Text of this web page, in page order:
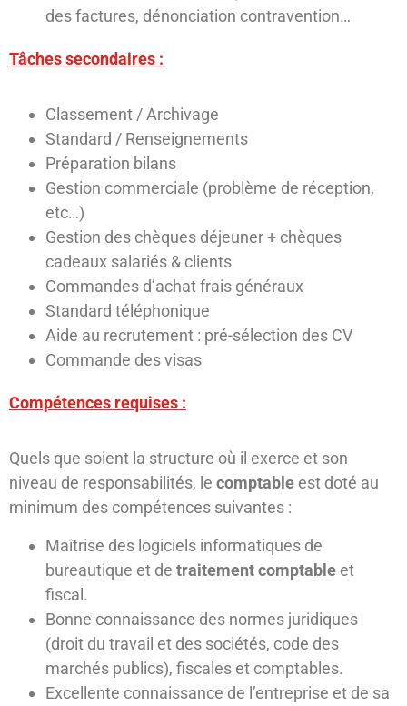
des factures, dénonciation contravention…
Tâches secondaires :
Classement / Archivage
Standard / Renseignements
Préparation bilans
Gestion commerciale (problème de réception,
etc…)
Gestion des chèques déjeuner + chèques
cadeaux salariés & clients
Commandes d’achat frais généraux
Standard téléphonique
Aide au recrutement : pré-sélection des CV
Commande des visas
Compétences requises :
Quels que soient la structure où il exerce et son
niveau de responsabilités, le comptable est doté au
minimum des compétences suivantes :
Maîtrise des logiciels informatiques de
bureautique et de traitement comptable et
fiscal.
Bonne connaissance des normes juridiques
(droit du travail et des sociétés, code des
marchés publics), fiscales et comptables.
Excellente connaissance de l’entreprise et de sa